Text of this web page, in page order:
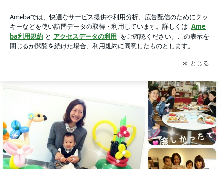
ン kamekameの画像 7枚中2枚目
パン作り&母の日の手形足形アート アロマフレグランスストーン kamekame